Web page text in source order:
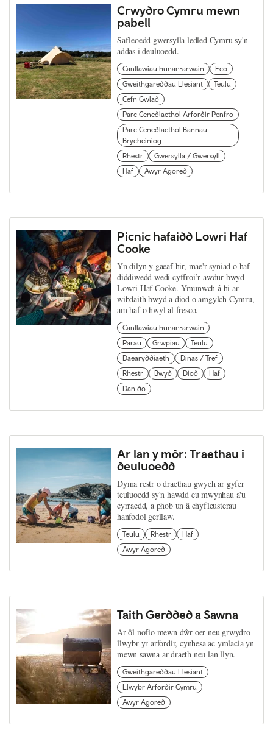
Crwydro Cymru mewn
pabell
Safleoedd gwersylla ledled Cymru sy'n
addas i deuluoedd.
Canllawiau hunan-arwain
Eco
Gweithgareddau Llesiant
Teulu
Cefn Gwlad
Parc Cenedlaethol Arfordir Penfro
Parc Cenedlaethol Bannau
Brycheiniog
Rhestr
Gwersylla / Gwersyll
Haf
Awyr Agored
Picnic hafaidd Lowri Haf
Cooke
Yn dilyn y gaeaf hir, mae'r syniad o haf
diddiwedd wedi cyffroi’r awdur bwyd
Lowri Haf Cooke. Ymunwch â hi ar
wibdaith bwyd a diod o amgylch Cymru,
am haf o hwyl al fresco.
Canllawiau hunan-arwain
Parau
Grwpiau
Teulu
Daearyddiaeth
Dinas / Tref
Rhestr
Bwyd Diod
Haf
Dan do
Ar lan y môr: Traethau i
deuluoedd
Dyma restr o draethau gwych ar gyfer
teuluoedd sy'n hawdd eu mwynhau a'u
cyrraedd, a phob un â chyfleusterau
hanfodol gerllaw.
Teulu Rhestr
Haf
Awyr Agored
Taith Gerdded a Sawna
Ar ôl nofio mewn dŵr oer neu grwydro
llwybr yr arfordir, cynhesa ac ymlacia yn
mewn sawna ar draeth neu lan llyn.
Gweithgareddau Llesiant
Llwybr Arfordir Cymru
Awyr Agored